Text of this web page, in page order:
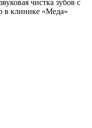
чистка зубов с
в клинике «Меда»